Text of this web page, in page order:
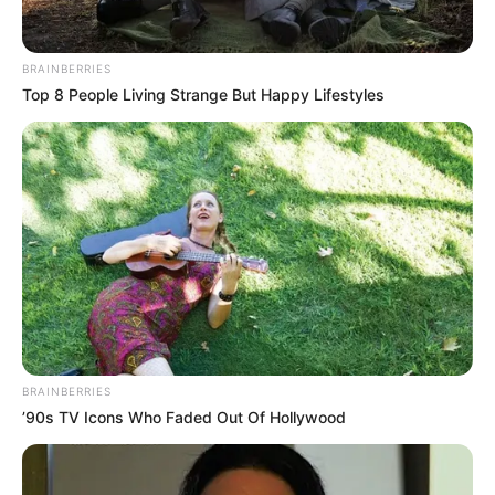
BRAINBERRIES
Top 8 People Living Strange But Happy Lifestyles
BRAINBERRIES
’90s TV Icons Who Faded Out Of Hollywood